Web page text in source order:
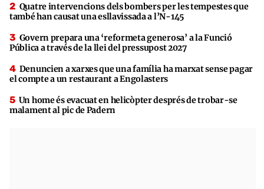
Quatre intervencions dels bombers per les tempestes que
també han causat una esllavissada a l’N-145
Govern prepara una ‘reformeta generosa’ a la Funció
Pública a través de la llei del pressupost 2027
Denuncien a xarxes que una família ha marxat sense pagar
el compte a un restaurant a Engolasters
Un home és evacuat en helicòpter després de trobar-se
malament al pic de Padern